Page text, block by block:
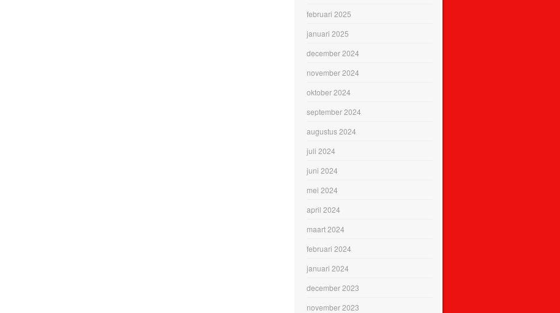
februari 2025
januari 2025
december 2024
november 2024
oktober 2024
september 2024
augustus 2024
juli 2024
juni 2024
mei 2024
april 2024
maart 2024
februari 2024
januari 2024
december 2023
november 2023